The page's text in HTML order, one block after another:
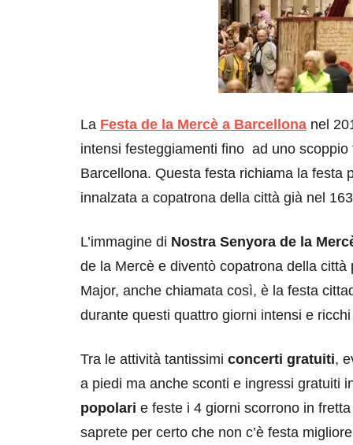
La Festa de la Mercè a Barcellona nel
intensi festeggiamenti fino ad uno
Barcellona. Questa festa richiama la festa
innalzata a copatrona della città già nel
L’immagine di Nostra Senyora de la
de la Mercè e diventò copatrona della
Major, anche chiamata così, è la festa
durante questi quattro giorni intensi e
Tra le attività tantissimi concerti gratuiti,
a piedi ma anche sconti e ingressi gratuiti
popolari e feste i 4 giorni scorrono in
saprete per certo che non c’è festa